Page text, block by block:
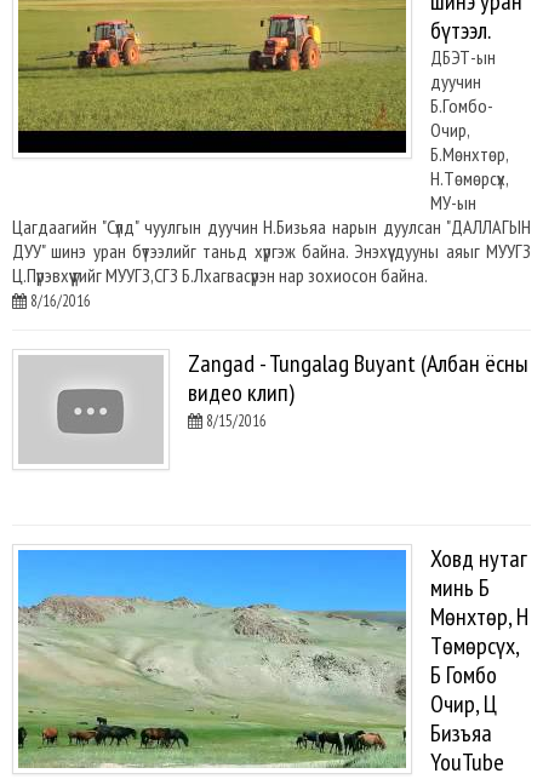
бүтээл.
ДБЭТ-ын
дуучин
Б.Гомбо-
Очир,
Б.Мөнхтөр,
Н.Төмөрсүх,
МУ-ын
Цагдаагийн "Сүлд" чуулгын дуучин Н.Бизьяа нарын дуулсан "ДАЛЛАГЫН
ДУУ" шинэ уран бүтээлийг таньд хүргэж байна. Энэхүү дууны аяыг МУУГЗ
Ц.Пүрэвхүү үгийг МУУГЗ,СГЗ Б.Лхагвасүрэн нар зохиосон байна.
8/16/2016
Zangad - Tungalag Buyant (Албан ёсны
видео клип)
8/15/2016
Ховд нутаг
минь Б
Мөнхтөр, Н
Төмөрсүх,
Б Гомбо
Очир, Ц
Бизъяа
YouTube